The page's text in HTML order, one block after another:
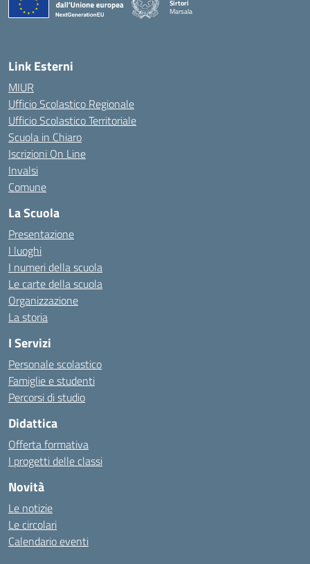
Sirtori
Marsala
Link Esterni
MIUR
Ufficio Scolastico Regionale
Ufficio Scolastico Territoriale
Scuola in Chiaro
Iscrizioni On Line
Invalsi
Comune
La Scuola
Presentazione
I luoghi
I numeri della scuola
Le carte della scuola
Organizzazione
La storia
I Servizi
Personale scolastico
Famiglie e studenti
Percorsi di studio
Didattica
Offerta formativa
I progetti delle classi
Novità
Le notizie
Le circolari
Calendario eventi